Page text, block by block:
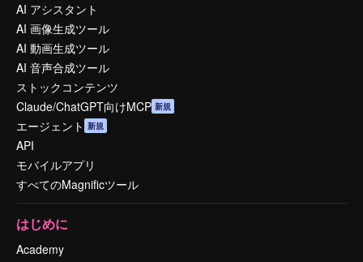
AI アシスタント
AI 画像生成ツール
AI 動画生成ツール
AI 音声合成ツール
ストックコンテンツ
Claude/ChatGPT向けMCP 新規
エージェント 新規
API
モバイルアプリ
すべてのMagnificツール
はじめに
Academy